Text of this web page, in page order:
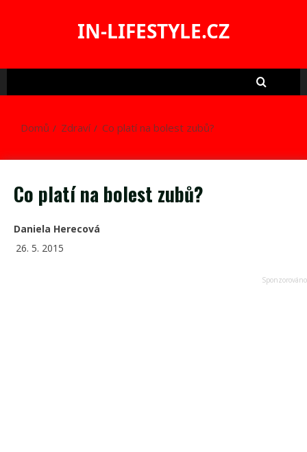
IN-LIFESTYLE.CZ
Domů Zdraví Co platí na bolest zubů?
Co platí na bolest zubů?
Daniela Herecová
26. 5. 2015